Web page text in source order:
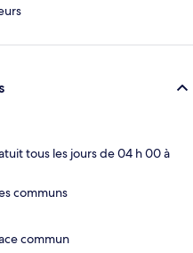
tous les jours de 04 h 00 à
communs
commun